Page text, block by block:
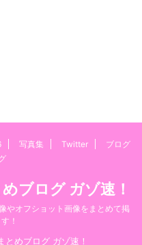
写真集 Twitter
ブログ
ブログ ガゾ速！
やオフショット画像をまとめて掲
！
めブログ ガゾ速！